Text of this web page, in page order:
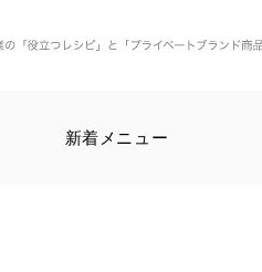
新着メニュー